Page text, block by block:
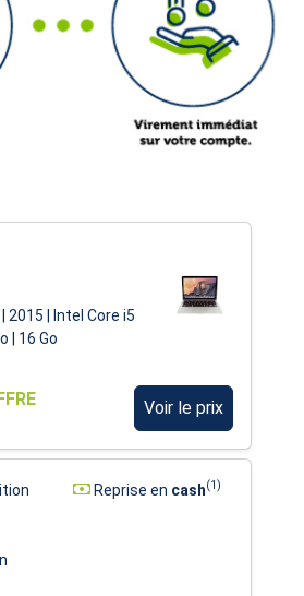
2015 | Intel Core i5
| 16 Go
Voir le prix
Reprise en cash(1)